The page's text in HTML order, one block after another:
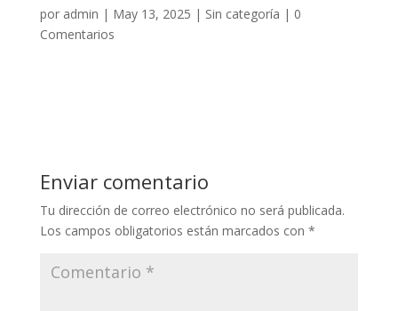
por admin | May 13, 2025 | Sin categoría | 0
Comentarios
Enviar comentario
Tu dirección de correo electrónico no será publicada.
Los campos obligatorios están marcados con *